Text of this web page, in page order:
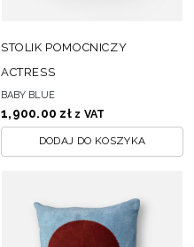
STOLIK POMOCNICZY
ACTRESS
BABY BLUE
1,900.00 zł z VAT
DODAJ DO KOSZYKA